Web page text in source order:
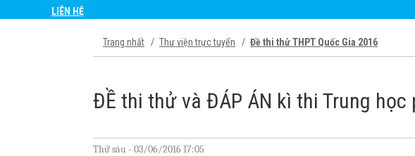
LIÊN HỆ
Trang nhất Thư viện trực tuyến Đề thi thử THPT Quốc Gia 2016
ĐỀ thi thử và ĐÁP ÁN kì thi Trung
Thứ sáu - 03/06/2016 17:05